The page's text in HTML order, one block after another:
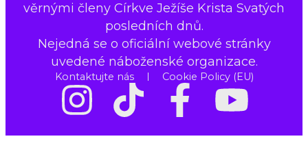
věrnými členy Církve Ježíše Krista Svatých
posledních dnů.
Nejedná se o oficiální webové stránky
uvedené náboženské organizace.
Kontaktujte nás Cookie Policy (EU)